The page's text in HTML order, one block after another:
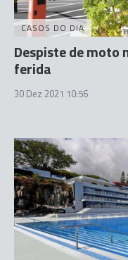
CASOS DO DIA
Despiste de moto
ferida
30 Dez 2021 10:56